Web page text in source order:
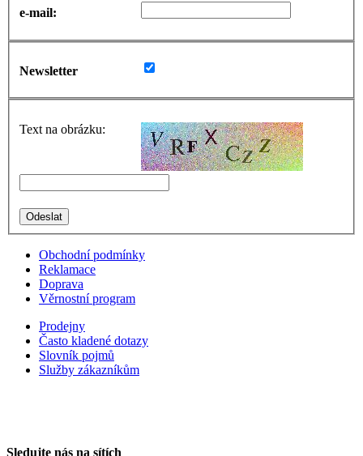
e-mail:
Newsletter
Text na obrázku:
Obchodní podmínky
Reklamace
Doprava
Věrnostní program
Prodejny
Často kladené dotazy
Slovník pojmů
Služby zákazníkům
Sledujte nás na sítích